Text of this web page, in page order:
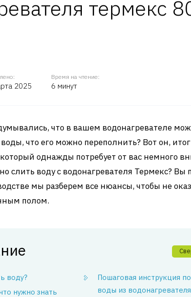
термекс
2025
Время на чтение:
6 минут
что в вашем водонагревателе
воды, что его можно переполнить? Вот он,
однажды потребует от вас немного
слить воду с водонагревателя Термекс? Вы
мы разберем все нюансы, чтобы не
полом.
воду?
нужно знать
Пошаговая инструкция
воды из водонагревателя